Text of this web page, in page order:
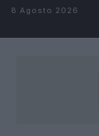
Salta al contenuto
8 Agosto 2026